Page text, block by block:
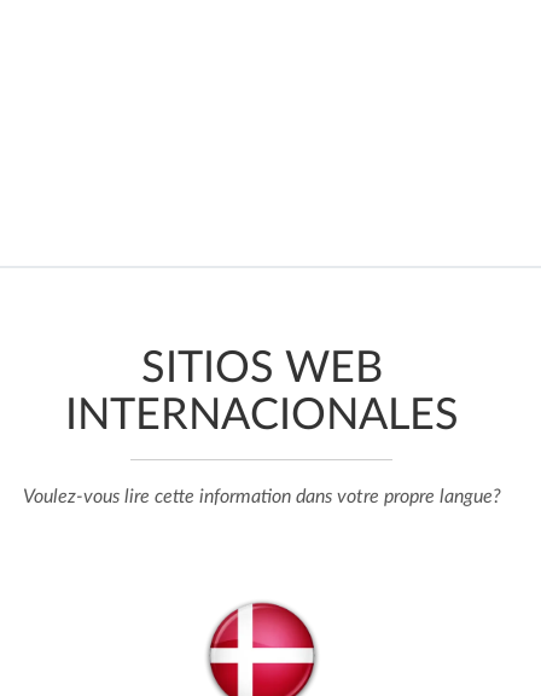
SITIOS WEB
INTERNACIONALES
Voulez-vous lire cette information dans votre propre langue?